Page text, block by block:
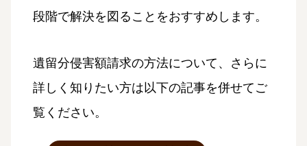
段階で解決を図ることをおすすめします。
遺留分侵害額請求の方法について、さらに
詳しく知りたい方は以下の記事を併せてご
覧ください。